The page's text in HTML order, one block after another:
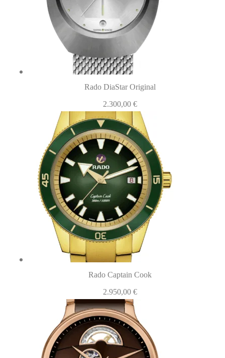
Rado DiaStar Original
2.300,00 €
Rado Captain Cook
2.950,00 €